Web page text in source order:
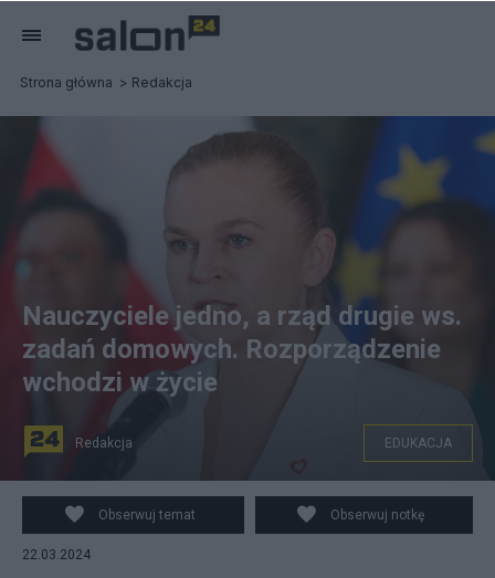
Strona główna Redakcja
Minister edukacji Barbara Nowacka. Fot. PAP/Rafał Guz
Nauczyciele jedno, a rząd drugie ws.
zadań domowych. Rozporządzenie
wchodzi w życie
Redakcja EDUKACJA
Obserwuj temat Obserwuj notkę
22.03.2024